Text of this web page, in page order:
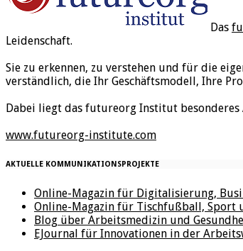
Das
Leidenschaft.
Sie zu erkennen, zu verstehen und für die
verständlich, die Ihr Geschäftsmodell, Ihre
Dabei liegt das futureorg Institut besonderes
www.futureorg-institute.com
AKTUELLE KOMMUNIKATIONSPROJEKTE
Online-Magazin für Digitalisierung,
Online-Magazin für Tischfußball, Sport
Blog über Arbeitsmedizin und
EJournal für Innovationen in der